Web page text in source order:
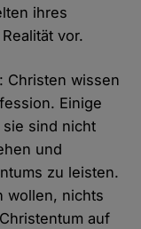
ihres
vor.
Christen wissen
Einige
sind nicht
und
zu leisten.
wollen, nichts
auf